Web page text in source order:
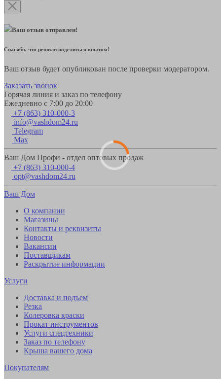
Ваш отзыв отправлен!
Спасибо, что решили поделиться опытом!
Ваш отзыв будет опубликован после проверки модератором.
Заказать звонок
Горячая линия и заказ по телефону
Ежедневно с 7:00 до 20:00
+7 (863) 310-000-3
info@vashdom24.ru
Telegram
Max
Ваш Дом Профи - отдел оптовых продаж
+7 (863) 310-000-4
opt@vashdom24.ru
Ваш Дом
О компании
Магазины
Контакты и реквизиты
Новости
Вакансии
Поставщикам
Раскрытие информации
Услуги
Доставка и подъем
Резка
Колеровка краски
Прокат инструментов
Услуги спецтехники
Заказ по телефону
Крыша вашего дома
Покупателям